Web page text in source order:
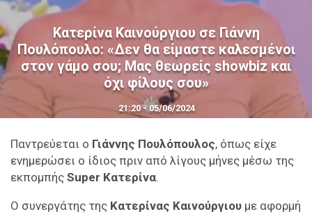
Κατερίνα Καινούργιου σε Γιάννη
Πουλόπουλο: «Δεν θα είμαστε καλεσμένοι
στον γάμο σου; Μας θεωρείς showbiz και
όχι φίλους σου»
21:20 - 05/06/2024
Παντρεύεται ο Γιάννης Πουλόπουλος, όπως είχε
ενημερώσει ο ίδιος πριν από λίγους μήνες μέσω της
εκπομπής Super Κατερίνα.
Ο συνεργάτης της Κατερίνας Καινούργιου με αφορμή